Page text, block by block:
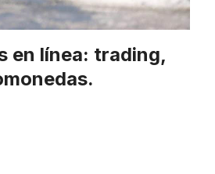
en línea: trading,